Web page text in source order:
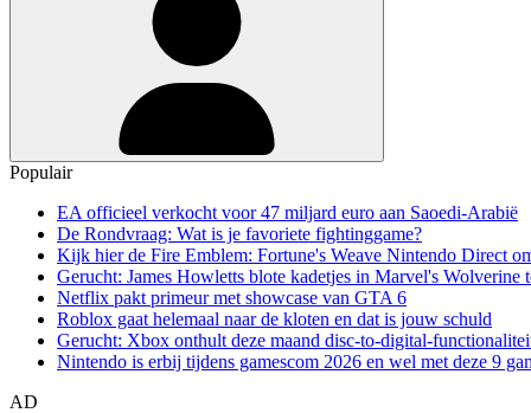
Populair
EA officieel verkocht voor 47 miljard euro aan Saoedi-Arabië
De Rondvraag: Wat is je favoriete fightinggame?
Kijk hier de Fire Emblem: Fortune's Weave Nintendo Direct
Gerucht: James Howletts blote kadetjes in Marvel's Wolverine
Netflix pakt primeur met showcase van GTA 6
Roblox gaat helemaal naar de kloten en dat is jouw schuld
Gerucht: Xbox onthult deze maand disc-to-digital-
Nintendo is erbij tijdens gamescom 2026 en wel met deze 9
AD